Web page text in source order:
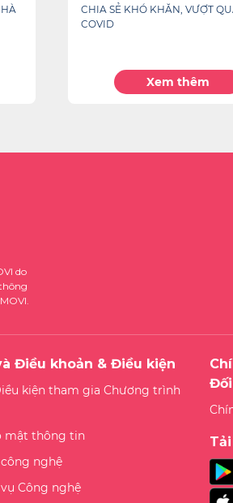
CỠ NÀO CŨNG TRÚNG
Xem thêm
do
Điều khoản & Điều kiện
kiện tham gia Chương trình
mật thông tin
nghệ
Công nghệ